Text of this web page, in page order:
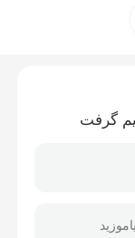
گرفت